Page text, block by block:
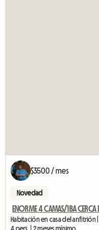
$3500 / mes
Novedad
ENORME 4 CAMAS/1BA CERCA
Habitación en casa del anfitrión |